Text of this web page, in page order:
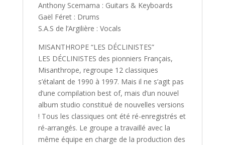
Anthony Scemama : Guitars & Keyboards
Gaël Féret : Drums
S.A.S de l’Argilière : Vocals
MISANTHROPE “LES DÉCLINISTES”
LES DÉCLINISTES des pionniers Français,
Misanthrope, regroupe 12 classiques
s’étalant de 1990 à 1997. Mais il ne s’agit pas
d’une compilation best of, mais d’un nouvel
album studio constitué de nouvelles versions
! Tous les classiques ont été ré-enregistrés et
ré-arrangés. Le groupe a travaillé avec la
même équipe en charge de la production des